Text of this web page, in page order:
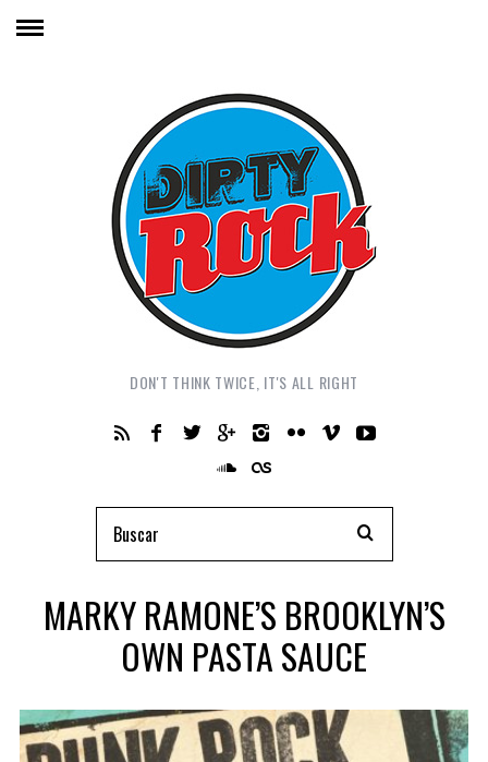
DON'T THINK TWICE, IT'S ALL RIGHT
MARKY RAMONE’S BROOKLYN’S
OWN PASTA SAUCE